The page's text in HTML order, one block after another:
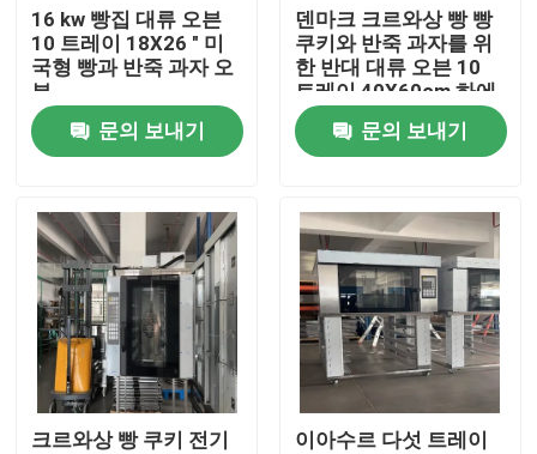
비디오
베이커리 데크 오븐
베이커리 랙 오븐
빵집 대류 오븐
더 견딜수 있는 현금 리타더
나선형 도우 믹서
16 kw 빵집 대류 오븐
10 트레이 18X26 " 미
국형 빵과 반죽 과자 오
븐
문의 보내기
덴마크 크르와상 빵 빵
쿠키와 반죽 과자를 위
한 반대 대류 오븐 10
트레이 40X60cm 하에
16 kw
문의 보내기
크르와상 빵 쿠키 전기
이아수르 다섯 트레이